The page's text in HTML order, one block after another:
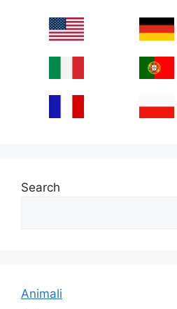
Search
Animali